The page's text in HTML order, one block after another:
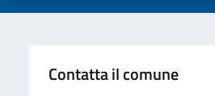
Contatta il comune